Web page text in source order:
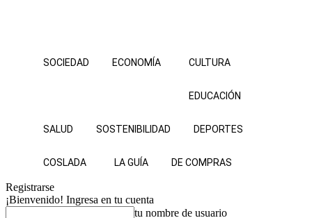
SOCIEDAD ECONOMÍA CULTURA
EDUCACIÓN
SALUD SOSTENIBILIDAD DEPORTES
COSLADA LA GUÍA DE COMPRAS
Registrarse
¡Bienvenido! Ingresa en tu cuenta
tu nombre de usuario